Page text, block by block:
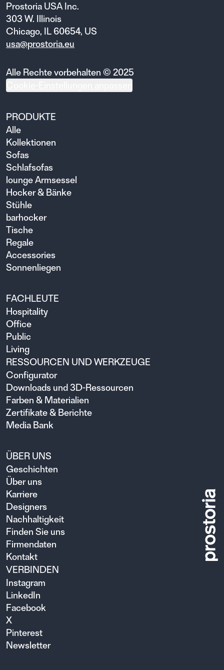
Prostoria USA Inc.
303 W. Illinois
Chicago, IL 60654, US
usa@prostoria.eu
Alle Rechte vorbehalten © 2025
PRODUKTE
Alle
Kollektionen
Sofas
Schlafsofas
lounge Armsessel
Hocker & Bänke
Stühle
barhocker
Tische
Regale
Accessories
Sonnenliegen
FACHLEUTE
Hospitality
Office
Public
Living
RESSOURCEN UND WERKZEUGE
Configurator
Downloads und 3D-Ressourcen
Farben & Materialien
Zertifikate & Berichte
Media Bank
ÜBER UNS
Geschichten
Über uns
Karriere
Designers
Nachhaltigkeit
Finden Sie uns
Firmendaten
Kontakt
VERBINDEN
Instagram
LinkedIn
Facebook
X
Pinterest
Newsletter